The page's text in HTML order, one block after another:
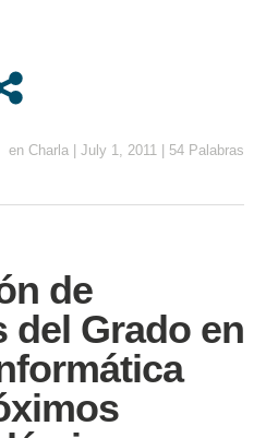
en Charla July 1, 2011 54 Palabras
de
del Grado en